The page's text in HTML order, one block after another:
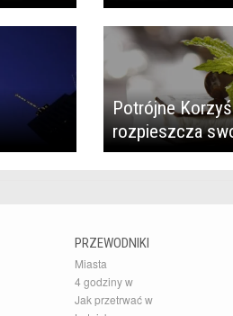
Potrójne
rozpieszcza
PRZEWODNIKI
Miasta
4 godziny w
Jak przetrwać w